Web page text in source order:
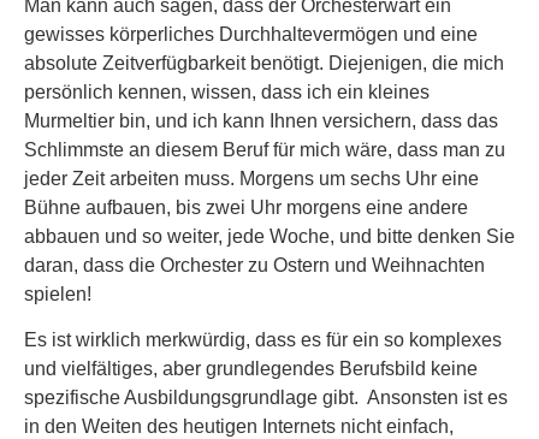
Man kann auch sagen, dass der Orchesterwart ein
gewisses körperliches Durchhaltevermögen und eine
absolute Zeitverfügbarkeit benötigt. Diejenigen, die mich
persönlich kennen, wissen, dass ich ein kleines
Murmeltier bin, und ich kann Ihnen versichern, dass das
Schlimmste an diesem Beruf für mich wäre, dass man zu
jeder Zeit arbeiten muss. Morgens um sechs Uhr eine
Bühne aufbauen, bis zwei Uhr morgens eine andere
abbauen und so weiter, jede Woche, und bitte denken Sie
daran, dass die Orchester zu Ostern und Weihnachten
spielen!
Es ist wirklich merkwürdig, dass es für ein so komplexes
und vielfältiges, aber grundlegendes Berufsbild keine
spezifische Ausbildungsgrundlage gibt. Ansonsten ist es
in den Weiten des heutigen Internets nicht einfach,